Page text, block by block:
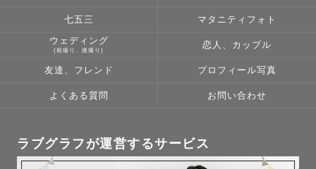
七五三 マタニティフォト
ウェディング
(前撮り、後撮り)
恋人、カップル
友達、フレンド プロフィール写真
よくある質問 お問い合わせ
ラブグラフが運営するサービス